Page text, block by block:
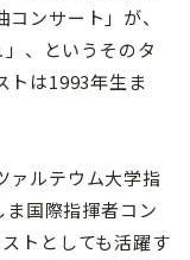
ンサート」が、
、というそのタ
トは1993年生ま
ァルテウム大学指
国際指揮者コン
トとしても活躍す